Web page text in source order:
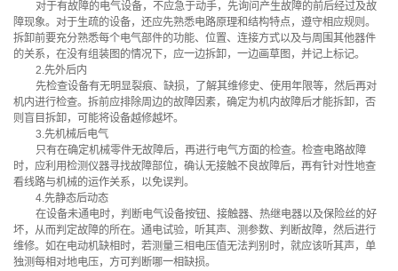
对于有故障的电气设备，不应急于动手，先询问产生故障的前后经过及故
障现象。对于生疏的设备，还应先熟悉电路原理和结构特点，遵守相应规则。
拆卸前要充分熟悉每个电气部件的功能、位置、连接方式以及与周围其他器件
的关系，在没有组装图的情况下，应一边拆卸，一边画草图，并记上标记。
2.先外后内
先检查设备有无明显裂痕、缺损，了解其维修史、使用年限等，然后再对
机内进行检查。拆前应排除周边的故障因素，确定为机内故障后才能拆卸，否
则盲目拆卸，可能将设备越修越坏。
3.先机械后电气
只有在确定机械零件无故障后，再进行电气方面的检查。检查电路故障
时，应利用检测仪器寻找故障部位，确认无接触不良故障后，再有针对性地查
看线路与机械的运作关系，以免误判。
4.先静态后动态
在设备未通电时，判断电气设备按钮、接触器、热继电器以及保险丝的好
坏，从而判定故障的所在。通电试验，听其声、测参数、判断故障，然后进行
维修。如在电动机缺相时，若测量三相电压值无法判别时，就应该听其声，单
独测每相对地电压，方可判断哪一相缺损。